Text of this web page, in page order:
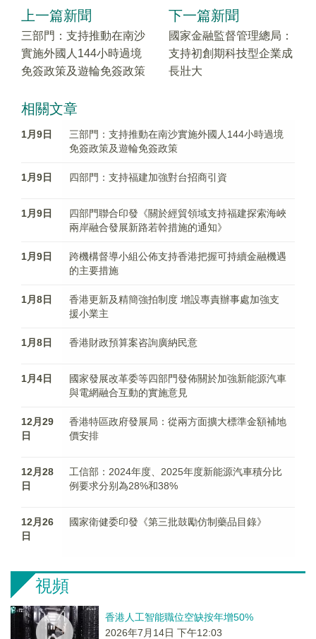
上一篇新聞
三部門：支持推動在南沙
實施外國人144小時過境
免簽政策及遊輪免簽政策
下一篇新聞
國家金融監督管理總局：
支持初創期科技型企業成
長壯大
相關文章
1月9日
三部門：支持推動在南沙實施外國人144小時過境
免簽政策及遊輪免簽政策
1月9日 四部門：支持福建加強對台招商引資
1月9日
四部門聯合印發《關於經貿領域支持福建探索海峽
兩岸融合發展新路若幹措施的通知》
1月9日
跨機構督導小組公佈支持香港把握可持續金融機遇
的主要措施
1月8日
香港更新及精簡強拍制度 增設專責辦事處加強支
援小業主
1月8日 香港財政預算案咨詢廣納民意
1月4日
國家發展改革委等四部門發佈關於加強新能源汽車
與電網融合互動的實施意見
12月29
日
香港特區政府發展局：從兩方面擴大標準金額補地
價安排
12月28
日
工信部：2024年度、2025年度新能源汽車積分比
例要求分别為28%和38%
12月26
日
國家衛健委印發《第三批鼓勵仿制藥品目錄》
視頻
香港人工智能職位空缺按年增50%
2026年7月14日 下午12:03